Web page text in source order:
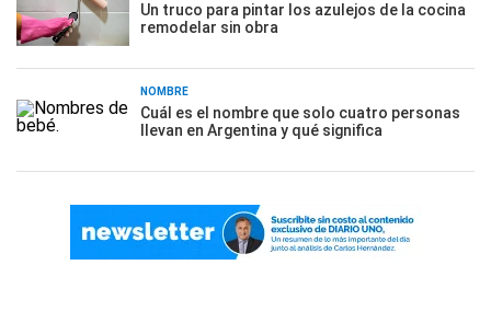
Un truco para pintar los azulejos de la cocina
remodelar sin obra
NOMBRE
Cuál es el nombre que solo cuatro personas
llevan en Argentina y qué significa